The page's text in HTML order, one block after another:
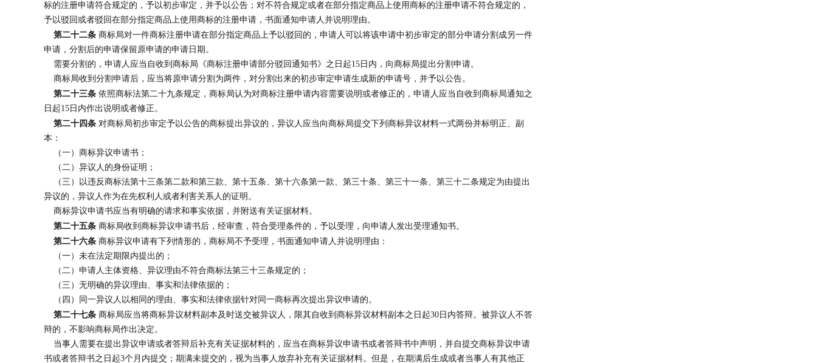
标的注册申请符合规定的，予以初步审定，并予以公告；对不符合规定或者在部分指定商品上使用商标的注册申请不符合规定的，
予以驳回或者驳回在部分指定商品上使用商标的注册申请，书面通知申请人并说明理由。
第二十二条 商标局对一件商标注册申请在部分指定商品上予以驳回的，申请人可以将该申请中初步审定的部分申请分割成另一件
申请，分割后的申请保留原申请的申请日期。
需要分割的，申请人应当自收到商标局《商标注册申请部分驳回通知书》之日起15日内，向商标局提出分割申请。
商标局收到分割申请后，应当将原申请分割为两件，对分割出来的初步审定申请生成新的申请号，并予以公告。
第二十三条 依照商标法第二十九条规定，商标局认为对商标注册申请内容需要说明或者修正的，申请人应当自收到商标局通知之
日起15日内作出说明或者修正。
第二十四条 对商标局初步审定予以公告的商标提出异议的，异议人应当向商标局提交下列商标异议材料一式两份并标明正、副
本：
（一）商标异议申请书；
（二）异议人的身份证明；
（三）以违反商标法第十三条第二款和第三款、第十五条、第十六条第一款、第三十条、第三十一条、第三十二条规定为由提出
异议的，异议人作为在先权利人或者利害关系人的证明。
商标异议申请书应当有明确的请求和事实依据，并附送有关证据材料。
第二十五条 商标局收到商标异议申请书后，经审查，符合受理条件的，予以受理，向申请人发出受理通知书。
第二十六条 商标异议申请有下列情形的，商标局不予受理，书面通知申请人并说明理由：
（一）未在法定期限内提出的；
（二）申请人主体资格、异议理由不符合商标法第三十三条规定的；
（三）无明确的异议理由、事实和法律依据的；
（四）同一异议人以相同的理由、事实和法律依据针对同一商标再次提出异议申请的。
第二十七条 商标局应当将商标异议材料副本及时送交被异议人，限其自收到商标异议材料副本之日起30日内答辩。被异议人不答
辩的，不影响商标局作出决定。
当事人需要在提出异议申请或者答辩后补充有关证据材料的，应当在商标异议申请书或者答辩书中声明，并自提交商标异议申请
书或者答辩书之日起3个月内提交；期满未提交的，视为当事人放弃补充有关证据材料。但是，在期满后生成或者当事人有其他正